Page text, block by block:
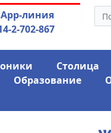
у Путина:
разбор?
линия
2-702-867
Столица
Образование